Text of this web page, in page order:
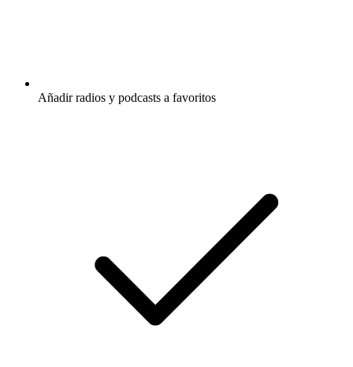
Añadir radios y podcasts a favoritos